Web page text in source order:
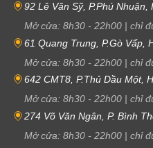
92 Lê Văn Sỹ, P.Phú Nhuận,
Mở cửa: 8h30 - 22h00 | chỉ
61 Quang Trung, P.Gò Vấp,
Mở cửa: 8h30 - 22h00 | chỉ
642 CMT8, P.Thủ Dầu Một,
Mở cửa: 8h30 - 22h00 | chỉ
274 Võ Văn Ngân, P. Bình
Mở cửa: 8h30 - 22h00 | chỉ